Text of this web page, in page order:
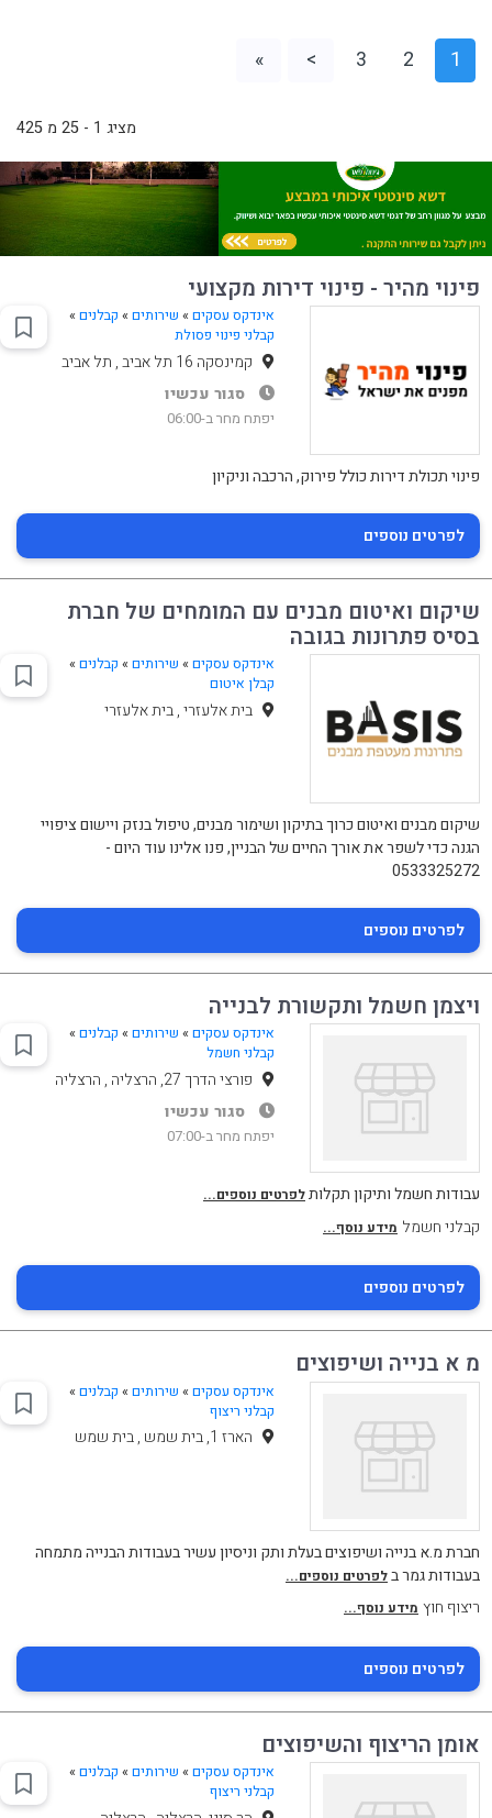
1
2
3
>
»
מציג 1 - 25 מ 425
פינוי מהיר - פינוי דירות מקצועי
אינדקס עסקים » שירותים» קבלנים»
קבלני פינוי פסולת
קמינסקה 16 תל אביב , תל אביב
סגור עכשיו
יפתח מחר ב-06:00
פינוי תכולת דירות כולל פירוק, הרכבה וניקיון
לפרטים נוספים
שיקום ואיטום מבנים עם המומחים של חברת
בסיס פתרונות בגובה
אינדקס עסקים » שירותים» קבלנים»
קבלן איטום
בית אלעזרי , בית אלעזרי
שיקום מבנים ואיטום כרוך בתיקון ושימור מבנים, טיפול בנזק ויישום ציפויי
הגנה כדי לשפר את אורך החיים של הבניין, פנו אלינו עוד היום -
0533325272
לפרטים נוספים
ויצמן חשמל ותקשורת לבנייה
אינדקס עסקים » שירותים» קבלנים»
קבלני חשמל
פורצי הדרך 27, הרצליה , הרצליה
סגור עכשיו
יפתח מחר ב-07:00
עבודות חשמל ותיקון תקלותלפרטים נוספים...
קבלני חשמל מידע נוסף...
לפרטים נוספים
מ א בנייה ושיפוצים
אינדקס עסקים » שירותים» קבלנים»
קבלני ריצוף
הארז 1, בית שמש , בית שמש
חברת מ.א בנייה ושיפוצים בעלת ותק וניסיון עשיר בעבודות הבנייה מתמחה
בעבודות גמר בלפרטים נוספים...
ריצוף חוץ מידע נוסף...
לפרטים נוספים
אומן הריצוף והשיפוצים
אינדקס עסקים » שירותים» קבלנים»
קבלני ריצוף